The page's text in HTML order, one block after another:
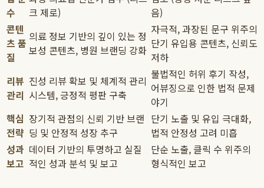
수
크 제로)
음)
콘텐
츠 품
질
의료 정보 기반의 깊이 있는 정
보성 콘텐츠, 병원 브랜딩 강화
자극적, 과장된 문구 위주의
단기 유입용 콘텐츠, 신뢰도
저하
리뷰
관리
진성 리뷰 확보 및 체계적 관리
시스템, 긍정적 평판 구축
불법적인 허위 후기 작성,
어뷰징으로 인한 법적 문제
야기
핵심
전략
장기적 관점의 신뢰 기반 브랜
딩 및 안정적 성장 추구
단기 노출 및 유입 극대화,
법적 안정성 고려 미흡
성과
보고
데이터 기반의 투명하고 실질
적인 성과 분석 및 보고
단순 노출, 클릭 수 위주의
형식적인 보고